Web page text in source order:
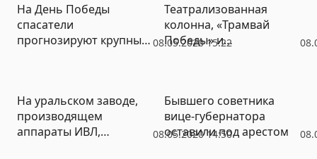
(ИНФОГРАФИКА)
08.05.2020 15:22
На День Победы
спасатели
прогнозируют крупные
Театрализованная
колонна, «Трамвай
Победы» и
08.05.2020 14:50
На уральском заводе,
производящем
аппараты ИВЛ,
Бывшего советника
вице-губернатора
оставили под арестом